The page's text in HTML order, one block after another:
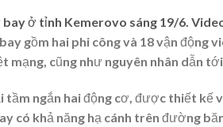
ở tỉnh Kemerovo sáng 19/6.
gồm hai phi công và 18 vận động
mạng, cũng như nguyên nhân dẫn
tầm ngắn hai động cơ, được thiết kế
có khả năng hạ cánh trên đường